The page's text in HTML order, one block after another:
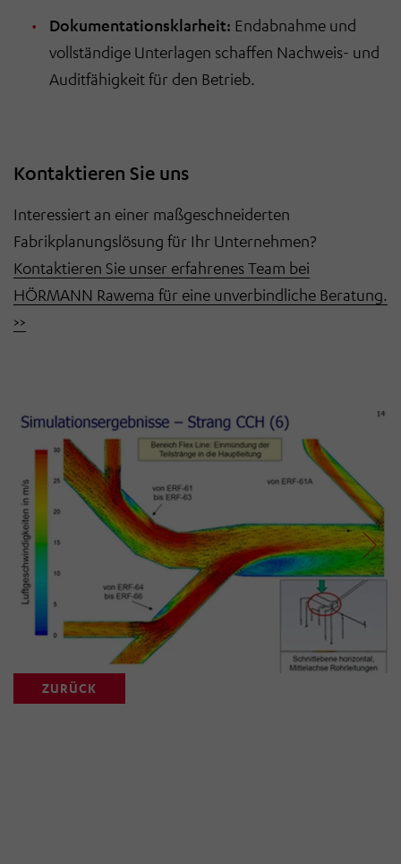
Dokumentationsklarheit: Endabnahme und
vollständige Unterlagen schaffen Nachweis- und
Auditfähigkeit für den Betrieb.
Kontaktieren Sie uns
Interessiert an einer maßgeschneiderten
Fabrikplanungslösung für Ihr Unternehmen?
Kontaktieren Sie unser erfahrenes Team bei
HÖRMANN Rawema für eine unverbindliche Beratung.
>>
ZURÜCK